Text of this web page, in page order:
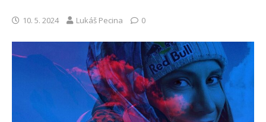
10. 5. 2024 Lukáš Pecina 0